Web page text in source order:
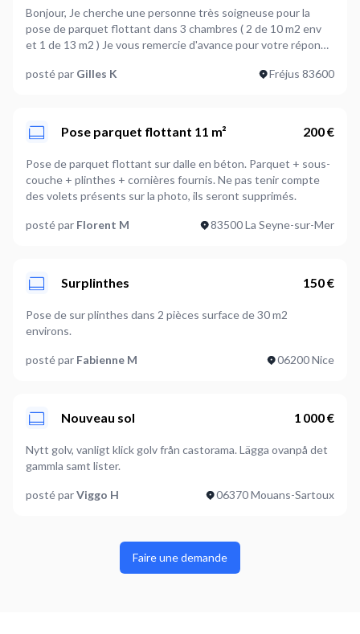
Bonjour, Je cherche une personne très soigneuse pour la
pose de parquet flottant dans 3 chambres ( 2 de 10 m2 env
et 1 de 13 m2 ) Je vous remercie d'avance pour votre réponse
posté par Gilles K Fréjus 83600
Pose parquet flottant 11 m² 200 €
Pose de parquet flottant sur dalle en béton. Parquet + sous-
couche + plinthes + cornières fournis. Ne pas tenir compte
des volets présents sur la photo, ils seront supprimés.
posté par Florent M 83500 La Seyne-sur-Mer
Surplinthes 150 €
Pose de sur plinthes dans 2 pièces surface de 30 m2
environs.
posté par Fabienne M 06200 Nice
Nouveau sol 1 000 €
Nytt golv, vanligt klick golv från castorama. Lägga ovanpå det
gammla samt lister.
posté parViggo H 06370 Mouans-Sartoux
Faire une demande